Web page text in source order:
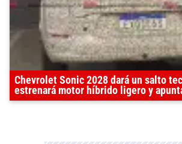
Chevrolet Sonic 2028 dará un salto
estrenará motor híbrido ligero y